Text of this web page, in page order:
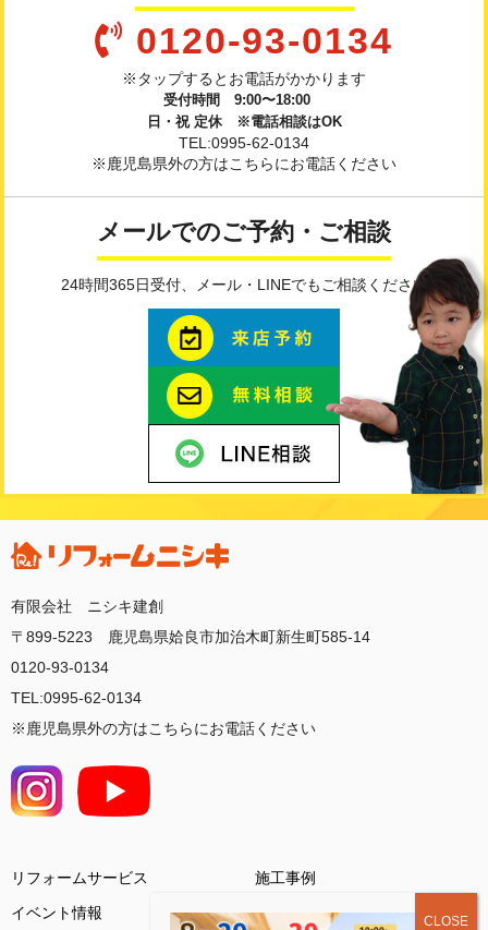
0120-93-0134
※タップするとお電話がかかります
受付時間 9:00〜18:00
日・祝 定休 ※電話相談はOK
TEL:0995-62-0134
※鹿児島県外の方はこちらにお電話ください
メールでのご予約・ご相談
24時間365日受付、メール・LINEでもご相談ください
有限会社 ニシキ建創
〒899-5223 鹿児島県姶良市加治木町新生町585-14
0120-93-0134
TEL:0995-62-0134
※鹿児島県外の方はこちらにお電話ください
リフォームサービス
施工事例
イベント情報